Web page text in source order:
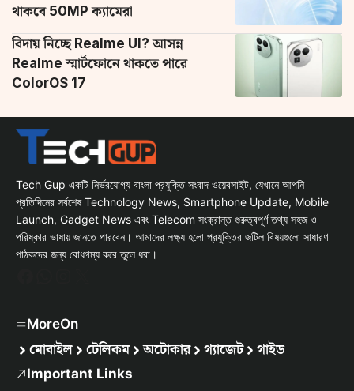
থাকবে 50MP ক্যামেরা
বিদায় নিচ্ছে Realme UI? আসন্ন
Realme স্মার্টফোনে থাকতে পারে
ColorOS 17
Tech Gup একটি নির্ভরযোগ্য বাংলা প্রযুক্তি সংবাদ ওয়েবসাইট, যেখানে আপনি
প্রতিদিনের সর্বশেষ Technology News, Smartphone Update, Mobile
Launch, Gadget News এবং Telecom সংক্রান্ত গুরুত্বপূর্ণ তথ্য সহজ ও
পরিষ্কার ভাষায় জানতে পারবেন। আমাদের লক্ষ্য হলো প্রযুক্তির জটিল বিষয়গুলো সাধারণ
পাঠকদের জন্য বোধগম্য করে তুলে ধরা।
MoreOn
মোবাইল টেলিকম অটোকার গ্যাজেট গাইড
Important Links